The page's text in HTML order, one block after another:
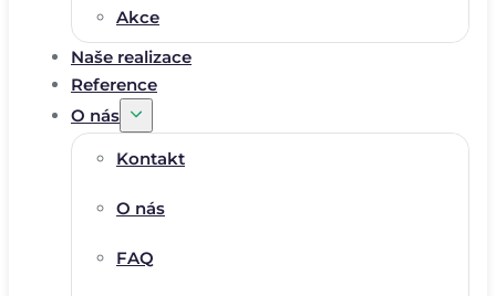
Akce
Naše realizace
Reference
O nás
Kontakt
O nás
FAQ